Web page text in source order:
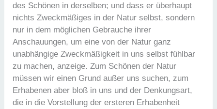
des Schönen in derselben; und dass er überhaupt
nichts Zweckmäßiges in der Natur selbst, sondern
nur in dem möglichen Gebrauche ihrer
Anschauungen, um eine von der Natur ganz
unabhängige Zweckmäßigkeit in uns selbst fühlbar
zu machen, anzeige. Zum Schönen der Natur
müssen wir einen Grund außer uns suchen, zum
Erhabenen aber bloß in uns und der Denkungsart,
die in die Vorstellung der ersteren Erhabenheit